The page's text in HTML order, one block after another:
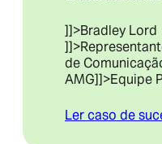
]]>Bradley Lord
de
AMG]]>Equipe
Ler caso de